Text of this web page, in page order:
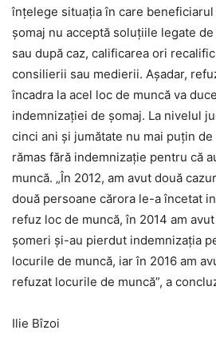
înţelege situaţia în care
şomaj nu acceptă soluţiile legate
sau după caz, calificarea ori
consilierii sau medierii. Aşadar,
încadra la acel loc de muncă va
indemnizaţiei de şomaj. La nivelul
cinci ani şi jumătate nu mai puţin
rămas fără indemnizaţie pentru că
muncă. „În 2012, am avut două
două persoane cărora le-a încetat
refuz loc de muncă, în 2014 am
şomeri şi-au pierdut indemnizaţia
locurile de muncă, iar în 2016 am
refuzat locurile de muncă”, a
Ilie Bîzoi